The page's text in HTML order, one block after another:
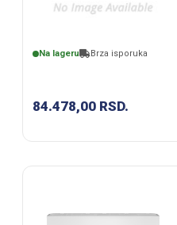
Na lageru Brza isporuka
84.478,00 RSD.